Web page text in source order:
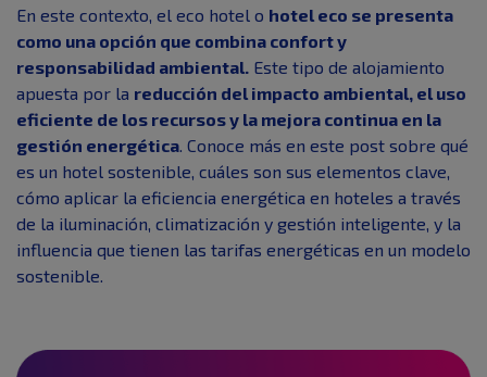
En este contexto, el eco hotel o hotel eco se presenta
como una opción que combina confort y
responsabilidad ambiental. Este tipo de alojamiento
apuesta por la reducción del impacto ambiental, el uso
eficiente de los recursos y la mejora continua en la
gestión energética . Conoce más en este post sobre qué
es un hotel sostenible, cuáles son sus elementos clave,
cómo aplicar la eficiencia energética en hoteles a través
de la iluminación, climatización y gestión inteligente, y la
influencia que tienen las tarifas energéticas en un modelo
sostenible.